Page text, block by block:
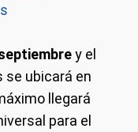
y el
se ubicará en
llegará
para el